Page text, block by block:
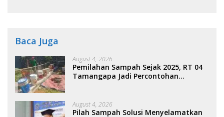
Baca Juga
August 4, 2026
Pemilahan Sampah Sejak 2025, RT 04
Tamangapa Jadi Percontohan
August 4, 2026
Pilah Sampah Solusi Menyelamatkan